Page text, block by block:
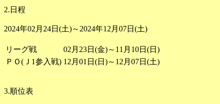
2.日程
2024年02月24日(土)～2024年12月07日(土)
リーグ戦
02月23日(金)～11月10日(日)
ＰＯ(Ｊ1参入戦) 12月01日(日)～12月07日(土)
3.順位表